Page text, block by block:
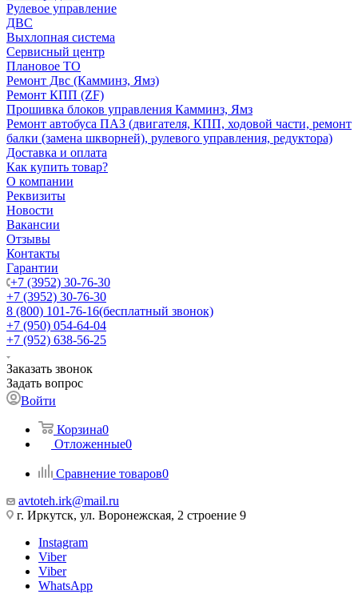
Рулевое управление
ДВС
Выхлопная система
Сервисный центр
Плановое ТО
Ремонт Двс (Камминз, Ямз)
Ремонт КПП (ZF)
Прошивка блоков управления Камминз, Ямз
Ремонт автобуса ПАЗ (двигателя, КПП, ходовой части, ремонт
балки (замена шкворней), рулевого управления, редуктора)
Доставка и оплата
Как купить товар?
О компании
Реквизиты
Новости
Вакансии
Отзывы
Контакты
Гарантии
+7 (3952) 30-76-30
+7 (3952) 30-76-30
8 (800) 101-76-16(бесплатный звонок)
+7 (950) 054-64-04
+7 (952) 638-56-25
Заказать звонок
Задать вопрос
Войти
Корзина0
Отложенные0
Сравнение товаров0
avtoteh.irk@mail.ru
г. Иркутск, ул. Воронежская, 2 строение 9
Instagram
Viber
Viber
WhatsApp